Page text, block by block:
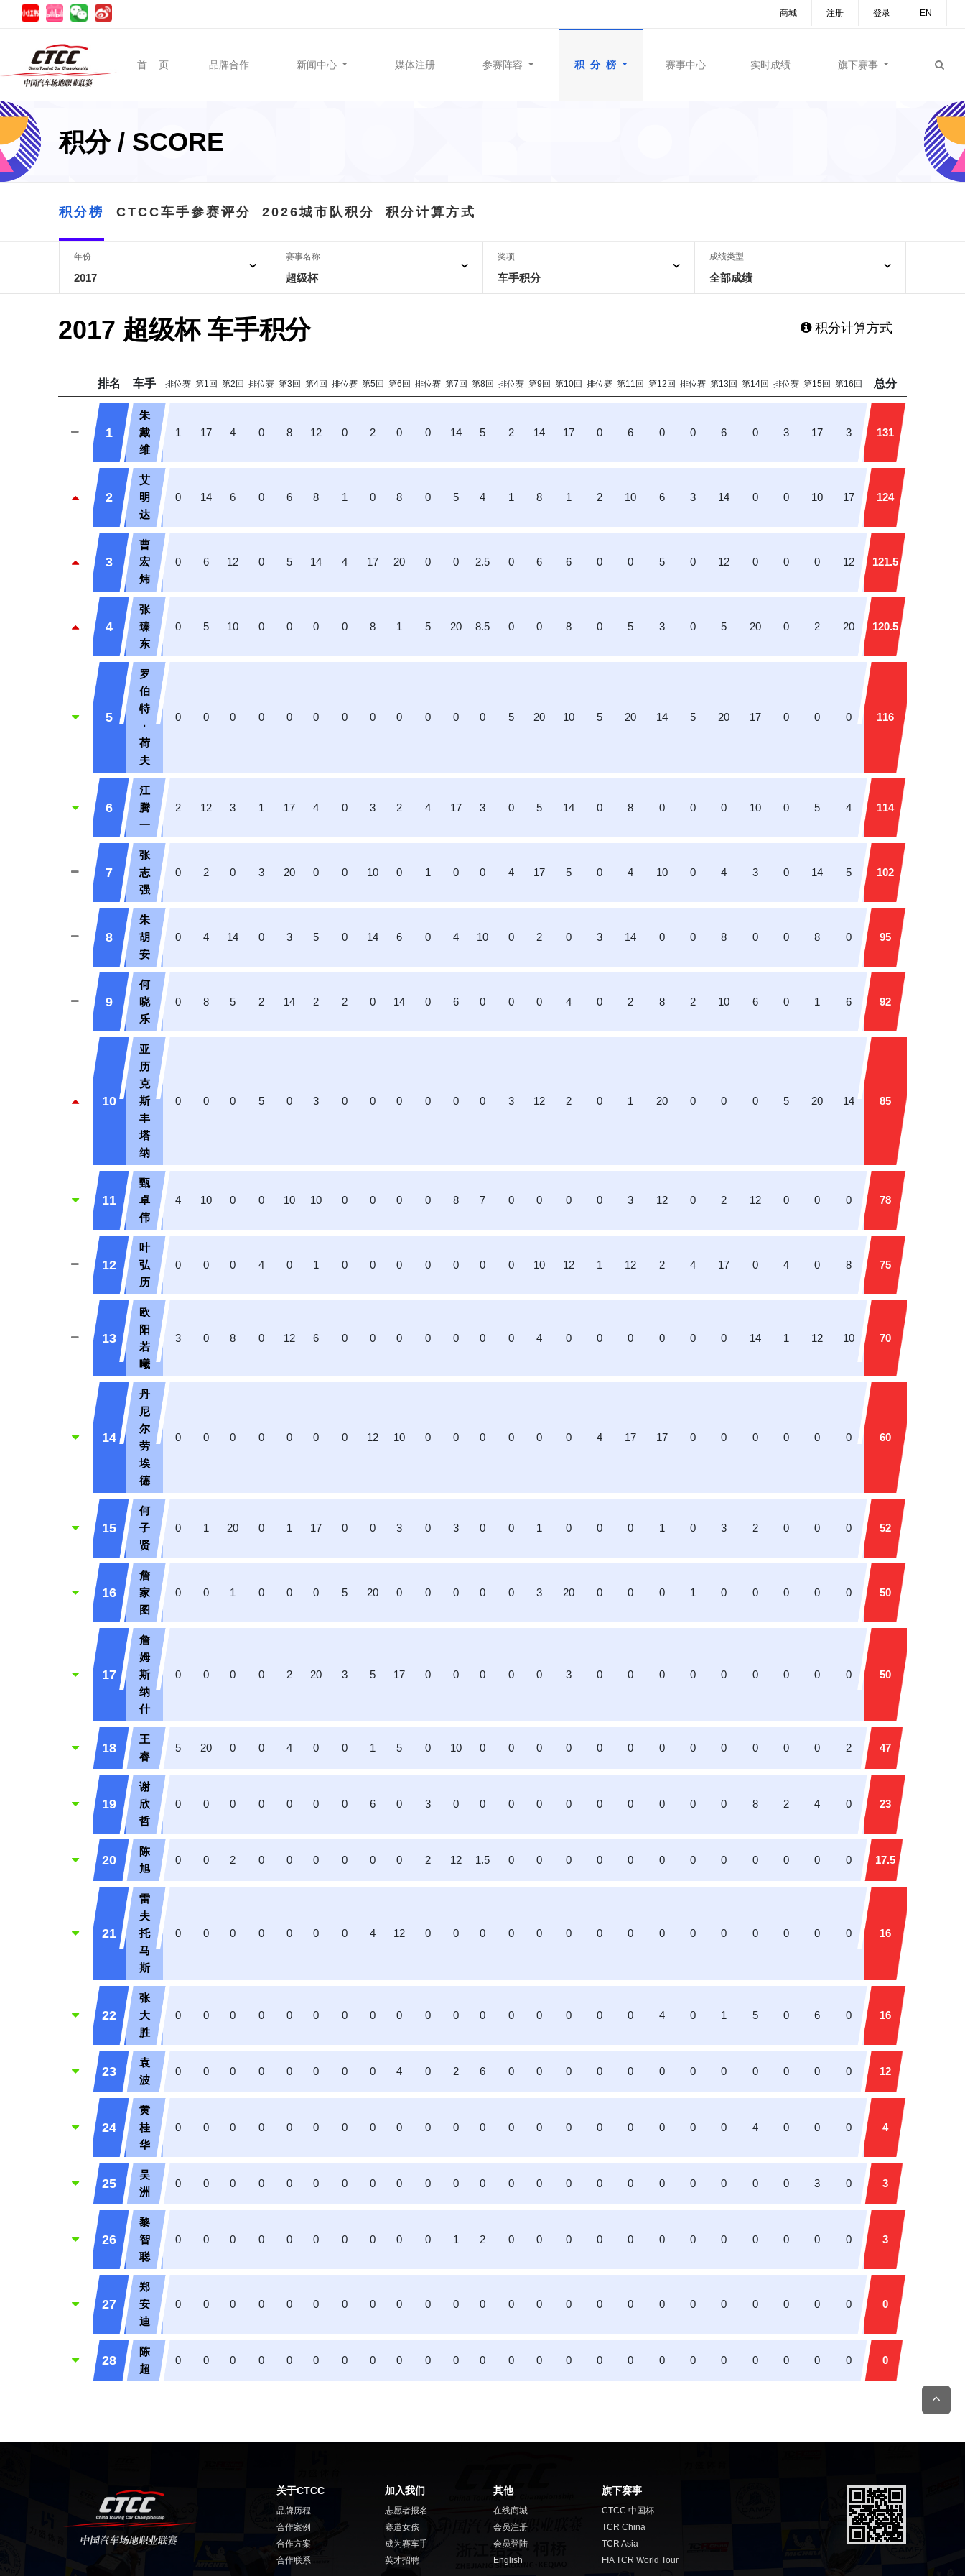
EN
登录
注册
商城
首 页 品牌合作 新闻中心 媒体注册 参赛阵容 积 分 榜 赛事中心 实时成绩 旗下赛事
积分 / SCORE
积分榜 CTCC车手参赛评分 2026城市队积分 积分计算方式
年份
2017
赛事名称
超级杯
奖项
车手积分
成绩类型
全部成绩
2017 超级杯 车手积分 积分计算方式
排名 车手 排位赛 第1回 第2回 排位赛 第3回 第4回 排位赛 第5回 第6回 排位赛 第7回 第8回 排位赛 第9回 第10回 排位赛 第11回 第12回 排位赛 第13回 第14回 排位赛 第15回 第16回 总分
1
朱
戴
维
1 17 4 0 8 12 0 2 0 0 14 5 2 14 17 0 6 0 0 6 0 3 17 3 131
2
艾
明
达
0 14 6 0 6 8 1 0 8 0 5 4 1 8 1 2 10 6 3 14 0 0 10 17 124
3
曹
宏
炜
0 6 12 0 5 14 4 17 20 0 0 2.5 0 6 6 0 0 5 0 12 0 0 0 12 121.5
4
张
臻
东
0 5 10 0 0 0 0 8 1 5 20 8.5 0 0 8 0 5 3 0 5 20 0 2 20 120.5
5
罗
伯
特
·
荷
夫
0 0 0 0 0 0 0 0 0 0 0 0 5 20 10 5 20 14 5 20 17 0 0 0 116
6
江
腾
一
2 12 3 1 17 4 0 3 2 4 17 3 0 5 14 0 8 0 0 0 10 0 5 4 114
7
张
志
强
0 2 0 3 20 0 0 10 0 1 0 0 4 17 5 0 4 10 0 4 3 0 14 5 102
8
朱
胡
安
0 4 14 0 3 5 0 14 6 0 4 10 0 2 0 3 14 0 0 8 0 0 8 0 95
9
何
晓
乐
0 8 5 2 14 2 2 0 14 0 6 0 0 0 4 0 2 8 2 10 6 0 1 6 92
10
亚
历
克
斯
丰
塔
纳
0 0 0 5 0 3 0 0 0 0 0 0 3 12 2 0 1 20 0 0 0 5 20 14 85
11
甄
卓
伟
4 10 0 0 10 10 0 0 0 0 8 7 0 0 0 0 3 12 0 2 12 0 0 0 78
12
叶
弘
历
0 0 0 4 0 1 0 0 0 0 0 0 0 10 12 1 12 2 4 17 0 4 0 8 75
13
欧
阳
若
曦
3 0 8 0 12 6 0 0 0 0 0 0 0 4 0 0 0 0 0 0 14 1 12 10 70
14
丹
尼
尔
劳
埃
德
0 0 0 0 0 0 0 12 10 0 0 0 0 0 0 4 17 17 0 0 0 0 0 0 60
15
何
子
贤
0 1 20 0 1 17 0 0 3 0 3 0 0 1 0 0 0 1 0 3 2 0 0 0 52
16
詹
家
图
0 0 1 0 0 0 5 20 0 0 0 0 0 3 20 0 0 0 1 0 0 0 0 0 50
17
詹
姆
斯
纳
什
0 0 0 0 2 20 3 5 17 0 0 0 0 0 3 0 0 0 0 0 0 0 0 0 50
18
王
睿
5 20 0 0 4 0 0 1 5 0 10 0 0 0 0 0 0 0 0 0 0 0 0 2 47
19
谢
欣
哲
0 0 0 0 0 0 0 6 0 3 0 0 0 0 0 0 0 0 0 0 8 2 4 0 23
20
陈
旭
0 0 2 0 0 0 0 0 0 2 12 1.5 0 0 0 0 0 0 0 0 0 0 0 0 17.5
21
雷
夫
托
马
斯
0 0 0 0 0 0 0 4 12 0 0 0 0 0 0 0 0 0 0 0 0 0 0 0 16
22
张
大
胜
0 0 0 0 0 0 0 0 0 0 0 0 0 0 0 0 0 4 0 1 5 0 6 0 16
23
袁
波
0 0 0 0 0 0 0 0 4 0 2 6 0 0 0 0 0 0 0 0 0 0 0 0 12
24
黄
桂
华
0 0 0 0 0 0 0 0 0 0 0 0 0 0 0 0 0 0 0 0 4 0 0 0 4
25
吴
洲
0 0 0 0 0 0 0 0 0 0 0 0 0 0 0 0 0 0 0 0 0 0 3 0 3
26
黎
智
聪
0 0 0 0 0 0 0 0 0 0 1 2 0 0 0 0 0 0 0 0 0 0 0 0 3
27
郑
安
迪
0 0 0 0 0 0 0 0 0 0 0 0 0 0 0 0 0 0 0 0 0 0 0 0 0
28
陈
超
0 0 0 0 0 0 0 0 0 0 0 0 0 0 0 0 0 0 0 0 0 0 0 0 0
关于CTCC
品牌历程
合作案例
合作方案
合作联系
加入我们
志愿者报名
赛道女孩
成为赛车手
英才招聘
其他
在线商城
会员注册
会员登陆
English
旗下赛事
CTCC 中国杯
TCR China
TCR Asia
FIA TCR World Tour